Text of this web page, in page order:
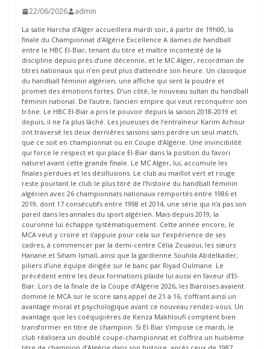
22/06/2026 admin
La salle Harcha d’Alger accueillera mardi soir, à partir de 19h00, la
finale du Championnat d’Algérie Excellence A dames de handball
entre le HBC El-Biar, tenant du titre et maître incontesté de la
discipline depuis près d’une décennie, et le MC Alger, recordman de
titres nationaux qui n’en peut plus d’attendre son heure. Un classique
du handball féminin algérien, une affiche qui sent la poudre et
promet des émotions fortes. D’un côté, le nouveau sultan du handball
féminin national. De l’autre, l’ancien empire qui veut reconquérir son
trône. Le HBC El-Biar a pris le pouvoir depuis la saison 2018-2019 et
depuis, il ne l’a plus lâché. Les joueuses de l’entraîneur Karim Achour
ont traversé les deux dernières saisons sans perdre un seul match,
que ce soit en championnat ou en Coupe d’Algérie. Une invincibilité
qui force le respect et qui place El-Biar dans la position du favori
naturel avant cette grande finale. Le MC Alger, lui, accumule les
finales perdues et les désillusions. Le club au maillot vert et rouge
reste pourtant le club le plus titré de l’histoire du handball féminin
algérien avec 26 championnats nationaux remportés entre 1986 et
2019, dont 17 consécutifs entre 1998 et 2014, une série qui n’a pas son
pareil dans les annales du sport algérien. Mais depuis 2019, la
couronne lui échappe systématiquement. Cette année encore, le
MCA veut y croire et s’appuie pour cela sur l’expérience de ses
cadres, à commencer par la demi-centre Célia Zouaoui, les sœurs
Hanane et Siham Ismaïl, ainsi que la gardienne Souhila Abdelkader,
piliers d’une équipe dirigée sur le banc par Riyad Oulmane. Le
précédent entre les deux formations plaide lui aussi en faveur d’El-
Biar. Lors de la finale de la Coupe d’Algérie 2026, les Biaroises avaient
dominé le MCA sur le score sans appel de 21 à 16, s’offrant ainsi un
avantage moral et psychologique avant ce nouveau rendez-vous. Un
avantage que les coéquipières de Kenza Makhloufi comptent bien
transformer en titre de champion. Si El-Biar s’impose ce mardi, le
club réalisera un doublé coupe-championnat et s’offrira un huitième